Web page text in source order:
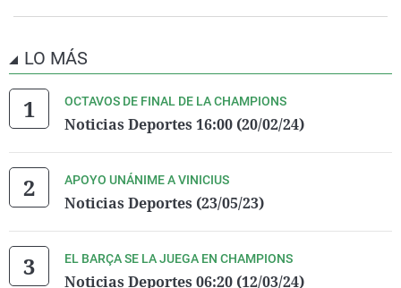
LO MÁS
OCTAVOS DE FINAL DE LA CHAMPIONS
Noticias Deportes 16:00 (20/02/24)
APOYO UNÁNIME A VINICIUS
Noticias Deportes (23/05/23)
EL BARÇA SE LA JUEGA EN CHAMPIONS
Noticias Deportes 06:20 (12/03/24)